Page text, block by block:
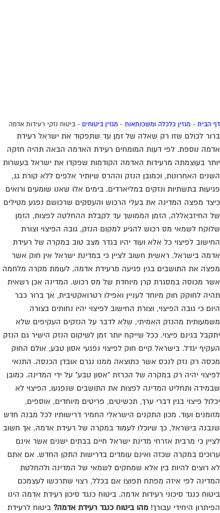
הבית- מגזין כלכלה ומשכנתאות- מגזין ביטוחים- ביטוח נזקי רעידות אדמה
לכולם שזו רק שאלה של זמן עד שתפקוד את ישראל רעידת
נוספת. לפי דעות המומחים רעידת האדמה הבאה תהיה חזקה
בעוצמתה מרעידות האדמה הקודמות שפקדו את ישראל בעשרות
האחרונות, וכמובן הנזק וההרס שיותיר אלפים ללא קורת גג,
בתשתיות ונזקים במליארדים. בימים אלו שאנו שומעים ורואים
מפצה המדינה את בעלי הרכוש והעסקים שרכושם נפגע מטילים
החיזבאללה, הזמן הממושך עד לקבלת ההחלטה לפצות, הזמן
לשמאי מס רכוש להגיע למקום הנזק, גובה הפיצוי וצורת
לפיצוי כל אלא ועוד יהיו בגדר מצב טוב במקרה של רעידת
בישראל. ראשית חשוב לציין כי במדינת ישראל אין חוק אשר
את התושבים בגין פגיעה מרעידת אדמה, לעומת מקרה מלחמה
מכוסה במסגרת קרן מיוחדת של מס רכוש. המדינה אכן רשאית
לחוקק חוק מיוחד לעניין ואפילו רטרואקטיבית, אך ברור כבר
כי גובה הפיצוי, וצורת החישוב לפיצוי יהיו נחותים בצורה
מהנזק האמיתי, שלא לדבר על הנזקים העקיפים שלא
בגינם פיצוי. ככל שייקח יותר זמן לשיקום הנזק הישיר גם הנזק
יגדל. בישראל קיים חוק לפיצוי נפגעי אסון טבע, אולם החוק
רק נזק לנכס אשר כתוצאה ממנו נגרם אובדן הכנסה. התנאי
יהיה רק במקרה של הכרזת "אסון טבע" על ידי המדינה. כמובן
ותחליט המדינה לפצות את התושבים שנפגעו, הפיצוי לא
פיצוי בגין דברי ערך, תכשיטים, פריטים מיוחדים, אוספים,
ועוד. מכון התקנים הישראלי החמיר דרישותיו לכל מבנה חדש
בישראל, כך שיוכלו לעמוד במקרה של רעידת אדמה, אך חשוב
כי מרבית אזרחי מדינת ישראל חיים בבתים ישנים אשר אינם
במקרה שכזה ואינם עומדים בדרישות התקן החדש. אם אתם
רוצים להיות בין אלא שמחקים לשמאי של המדינה ולהחלטת
לפי איזה מפתח תפוצו אם בכלל, רצוי שתרכשו לעצמכם
כנגד סיכוני רעידות אדמה. ביטוח כנגד סיכון רעידת אדמה הינו
היחידי עבורך!מהו ביטוח כנגד רעידת אדמה?ביטוח לרעידת